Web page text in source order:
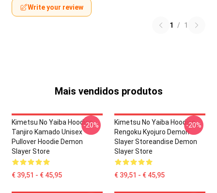
Write your review
1 / 1
Mais vendidos produtos
Kimetsu No Yaiba Hoodies -
Tanjiro Kamado Unisex
Pullover Hoodie Demon
Slayer Store
€ 39,51 - € 45,95
-20%
Kimetsu No Yaiba Hoodies -
Rengoku Kyojuro Demon
Slayer Storeandise Demon
Slayer Store
€ 39,51 - € 45,95
-20%